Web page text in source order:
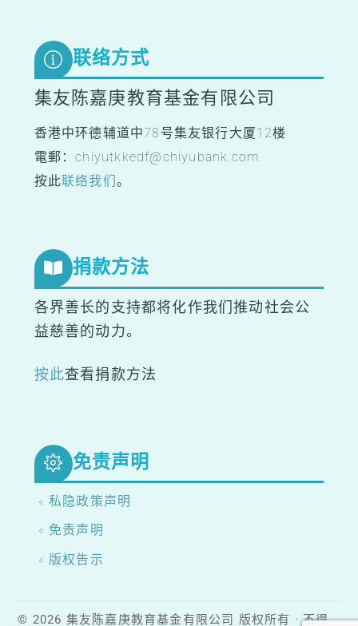
联络方式
集友陈嘉庚教育基金有限公司
香港中环德辅道中78号集友银行大厦12楼
電郵：chiyutkkedf@chiyubank.com
按此联络我们。
捐款方法
各界善长的支持都将化作我们推动社会公
益慈善的动力。
按此查看捐款方法
免责声明
« 私隐政策声明
« 免责声明
« 版权告示
© 2026 集友陈嘉庚教育基金有限公司 版权所有 · 不得